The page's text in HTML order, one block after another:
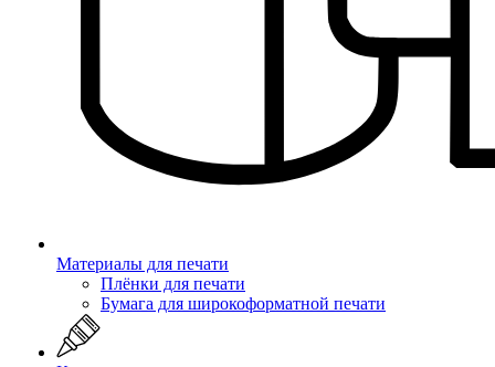
Материалы для печати
Плёнки для печати
Бумага для широкоформатной печати